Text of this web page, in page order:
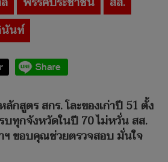
นท์
กสูตร สกร. โละของเก่าปี 51 ตั้ง
บทุกจังหวัดในปี 70 ไม่หวั่น สส.
ฯ ขอบคุณช่วยตรวจสอบ มั่นใจ